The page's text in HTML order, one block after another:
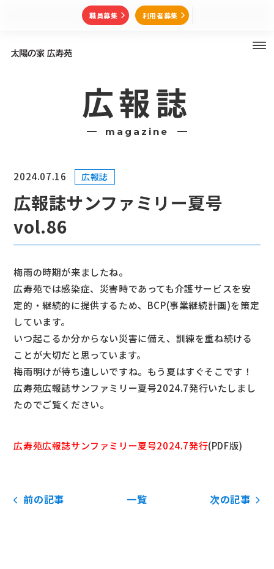
広報誌
magazine
2024.07.16 広報誌
広報誌サンファミリー夏号
vol.86
梅雨の時期が来ましたね。
広寿苑では感染症、災害時であっても介護サービスを安
定的・継続的に提供するため、BCP(事業継続計画)を策定
しています。
いつ起こるか分からない災害に備え、訓練を重ね続ける
ことが大切だと思っています。
梅雨明けが待ち遠しいですね。もう夏はすぐそこです！
広寿苑広報誌サンファミリー夏号2024.7発行いたしまし
たのでご覧ください。
広寿苑広報誌サンファミリー夏号2024.7発行(PDF版)
前の記事 一覧 次の記事
職員募集 利用者募集